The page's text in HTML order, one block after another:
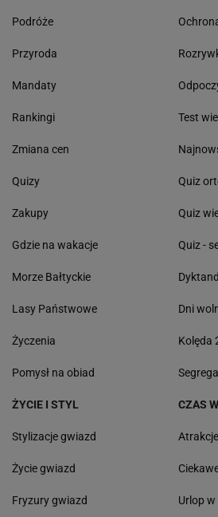
Podróże
Przyroda
Mandaty
Rankingi
Zmiana cen
Quizy
Zakupy
Gdzie na wakacje
Morze Bałtyckie
Lasy Państwowe
Życzenia
Pomysł na obiad
Test
Quiz
Quiz
Quiz -
Dni
Kolęda
ŻYCIE I STYL
Stylizacje gwiazd
Życie gwiazd
Fryzury gwiazd
CZAS
Urlop